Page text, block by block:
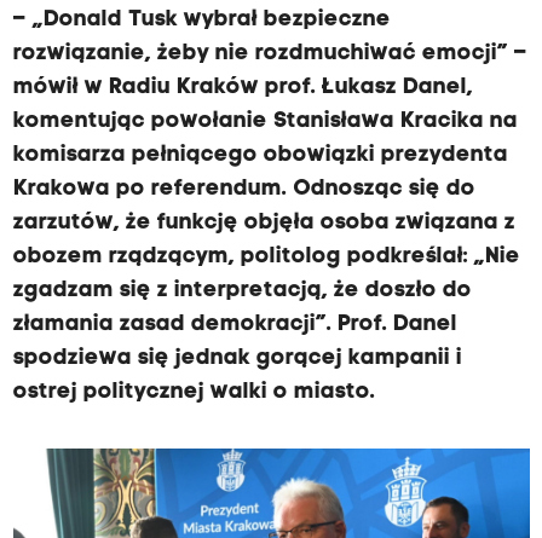
– „Donald Tusk wybrał bezpieczne
rozwiązanie, żeby nie rozdmuchiwać emocji” –
mówił w Radiu Kraków prof. Łukasz Danel,
komentując powołanie Stanisława Kracika na
komisarza pełniącego obowiązki prezydenta
Krakowa po referendum. Odnosząc się do
zarzutów, że funkcję objęła osoba związana z
obozem rządzącym, politolog podkreślał: „Nie
zgadzam się z interpretacją, że doszło do
złamania zasad demokracji”. Prof. Danel
spodziewa się jednak gorącej kampanii i
ostrej politycznej walki o miasto.